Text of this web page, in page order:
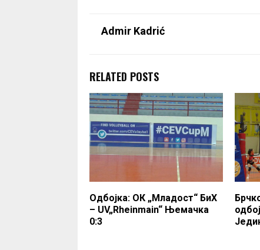
Admir Kadrić
RELATED POSTS
Одбојка: ОК „Младост“ БиХ
– UV„Rheinmain“ Њемачка
0:3